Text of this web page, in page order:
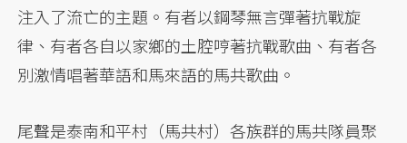
注入了流亡的主題。有者以鋼琴無言彈著抗戰旋
律、有者各自以家鄉的土腔哼著抗戰歌曲、有者各
別激情唱著華語和馬來語的馬共歌曲。
尾聲是泰南和平村（馬共村）各族群的馬共隊員聚